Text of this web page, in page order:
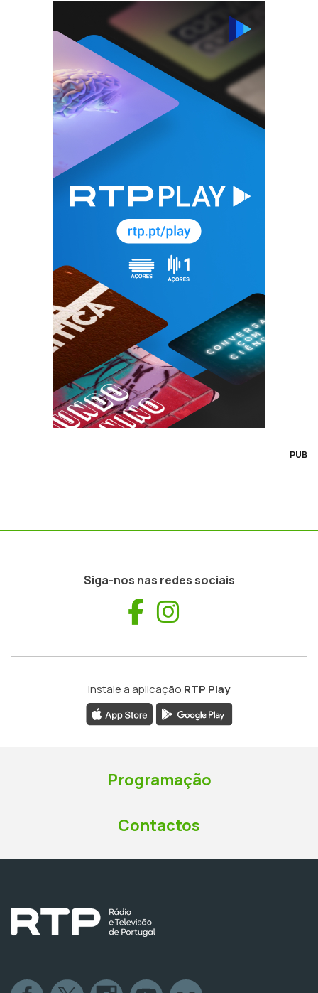
PUB
Siga-nos nas redes sociais
Facebook
Instale a aplicação RTP Play
Programação
Contactos